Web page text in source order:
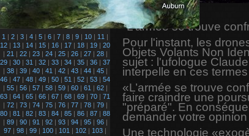
1 | 2 | 3 | 4 | 5 | 6 | 7 | 8 | 9 | 10 | 11 |
12 | 13 | 14 | 15 | 16 | 17 | 18 | 19 | 20
| 21 | 22| 23| 24| 25| 26| 27| 28|
29 | 30 | 31 | 32 | 33 | 34 | 35 | 36 | 37
| 38| 39| 40| 41 | 42| 43| 44| 45|
46 | 47 | 48 | 49 | 50 | 51 | 52 | 53 | 54
| 55| 56| 57| 58| 59| 60| 61 | 62|
63 | 64 | 65 | 66 | 67 | 68 | 69 | 70 | 71
| 72| 73| 74| 75| 76| 77| 78| 79|
80 | 81 | 82 | 83 | 84 | 85 | 86 | 87 | 88
| 89| 90| 91 | 92| 93| 94| 95| 96|
97 | 98 | 99 | 100 | 101 | 102 | 103 |
Greenpeace.
"L’armée se trouve
Pour l'instant, les
Objets Volants Non
sujet : l'ufologue
interpelle en ces termes
«L’armée se trouve
faire craindre une
"préparé". En
demander votre
Une technologie